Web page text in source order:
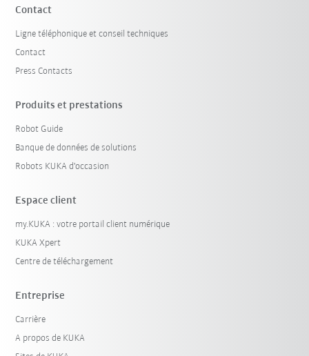
Contact
Ligne téléphonique et conseil techniques
Contact
Press Contacts
Produits et prestations
Robot Guide
Banque de données de solutions
Robots KUKA d'occasion
Espace client
my.KUKA : votre portail client numérique
KUKA Xpert
Centre de téléchargement
Entreprise
Carrière
A propos de KUKA